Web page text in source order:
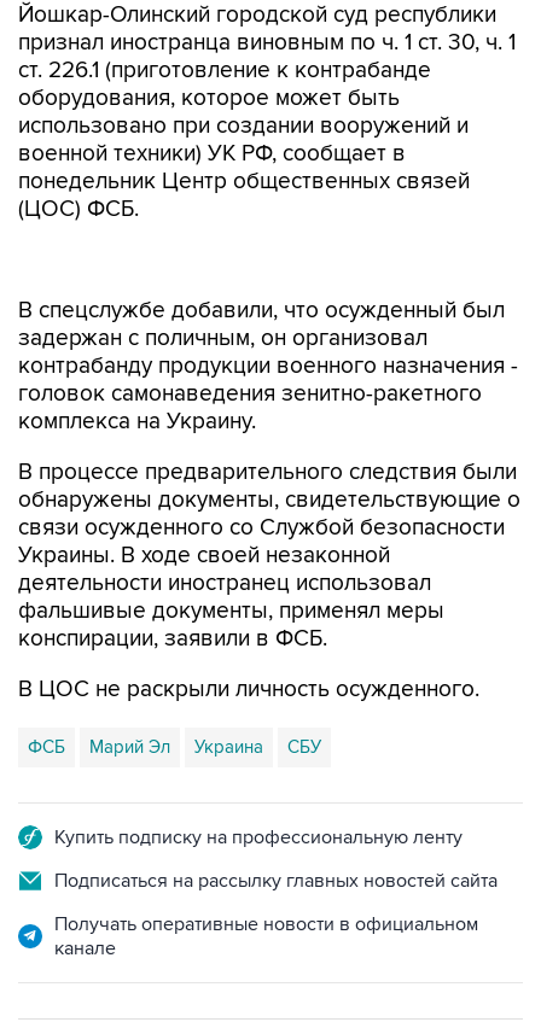
Йошкар-Олинский городской суд республики
признал иностранца виновным по ч. 1 ст. 30, ч. 1
ст. 226.1 (приготовление к контрабанде
оборудования, которое может быть
использовано при создании вооружений и
военной техники) УК РФ, сообщает в
понедельник Центр общественных связей
(ЦОС) ФСБ.
контрабанду продукции военного назначения -
головок самонаведения зенитно-ракетного
комплекса на Украину.
В процессе предварительного следствия были
связи осужденного со Службой безопасности
Украины. В ходе своей незаконной
деятельности иностранец использовал
фальшивые документы, применял меры
конспирации, заявили в ФСБ.
В ЦОС не раскрыли личность осужденного.
ФСБ Марий Эл Украина СБУ
Подписаться на рассылку главных новостей сайта
Получать оперативные новости в официальном